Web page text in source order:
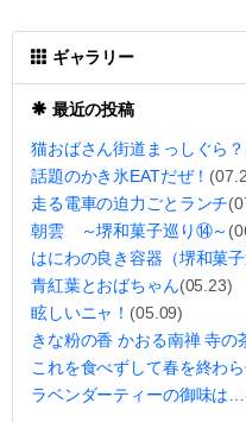
ギャラリー
最近の投稿
猫おばさん街道まっしぐら？
話題のかき氷EATだぜ！
走る電車の迫力ごとランチ
朝雲 ～堺和菓子巡り⑭～
はにわの良き容器（堺和菓
青紅葉とおばちゃん(05.23)
眩しいニャ！ (05.09)
きな粉の香 かおる南禅 寺の
これを食べずして春を終わ
ラベンダーティーの御味は…